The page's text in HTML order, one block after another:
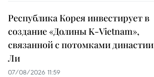
Республика Корея инвестирует в
создание «Долины K-Vietnam»,
связанной с потомками династии
Ли
07/08/2026 11:59